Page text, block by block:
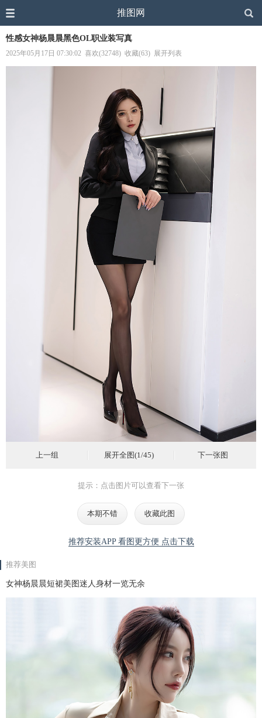
推图网
性感女神杨晨晨黑色OL职业装写真
2025年05月17日 07:30:02 喜欢(32748) 收藏(63) 展开列表
上一组 展开全图(1/45) 下一张图
提示：点击图片可以查看下一张
本期不错 收藏此图
推荐安装APP 看图更方便 点击下载
推荐美图
女神杨晨晨短裙美图迷人身材一览无余